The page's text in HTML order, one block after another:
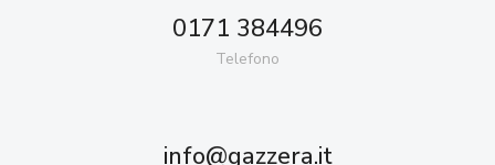
0171 384496
Telefono
info@gazzera.it